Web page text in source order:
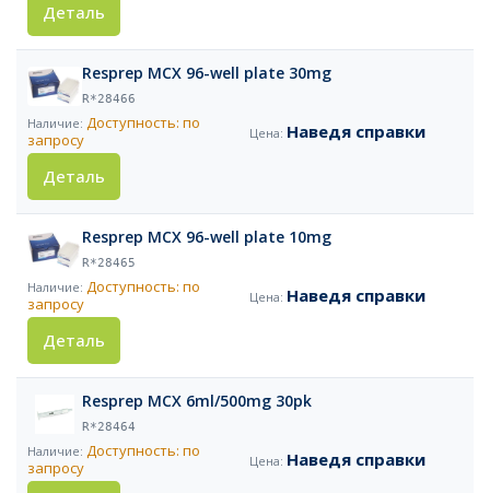
Деталь
Resprep MCX 96-well plate 30mg
R*28466
Доступность: по
запросу
Наведя справки
Деталь
Resprep MCX 96-well plate 10mg
R*28465
Доступность: по
запросу
Наведя справки
Деталь
Resprep MCX 6ml/500mg 30pk
R*28464
Доступность: по
запросу
Наведя справки